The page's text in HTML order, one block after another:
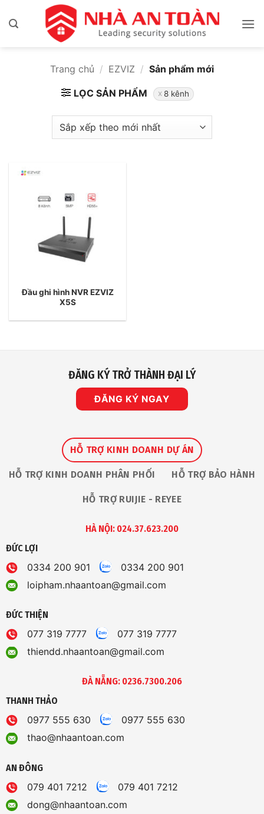
qua
Trang chủ / EZVIZ / Sản phẩm mới
LỌC SẢN PHẨM 8 kênh
Đầu ghi hình NVR EZVIZ
X5S
ĐĂNG KÝ TRỞ THÀNH ĐẠI LÝ
ĐĂNG KÝ NGAY
HỖ TRỢ KINH DOANH DỰ ÁN
HỖ TRỢ KINH DOANH PHÂN PHỐI HỖ TRỢ BẢO HÀNH
HỖ TRỢ RUIJIE - REYEE
HÀ NỘI: 024.37.623.200
ĐỨC LỢI
0334 200 901
0334 200 901
loipham.nhaantoan@gmail.com
ĐỨC THIỆN
077 319 7777
077 319 7777
thiendd.nhaantoan@gmail.com
ĐÀ NẴNG: 0236.7300.206
THANH THẢO
0977 555 630
0977 555 630
thao@nhaantoan.com
AN ĐÔNG
079 401 7212
079 401 7212
dong@nhaantoan.com